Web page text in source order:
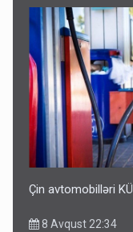
Çin avtomobilləri
8 Avqust 22:34